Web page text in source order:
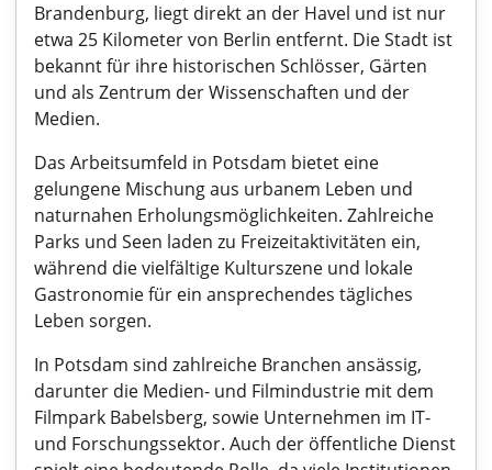
Brandenburg, liegt direkt an der Havel und ist nur
etwa 25 Kilometer von Berlin entfernt. Die Stadt ist
bekannt für ihre historischen Schlösser, Gärten
und als Zentrum der Wissenschaften und der
Medien.
Das Arbeitsumfeld in Potsdam bietet eine
gelungene Mischung aus urbanem Leben und
naturnahen Erholungsmöglichkeiten. Zahlreiche
Parks und Seen laden zu Freizeitaktivitäten ein,
während die vielfältige Kulturszene und lokale
Gastronomie für ein ansprechendes tägliches
Leben sorgen.
In Potsdam sind zahlreiche Branchen ansässig,
darunter die Medien- und Filmindustrie mit dem
Filmpark Babelsberg, sowie Unternehmen im IT-
und Forschungssektor. Auch der öffentliche Dienst